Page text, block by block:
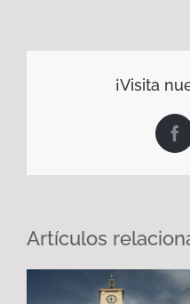
¡Visita
Artículos